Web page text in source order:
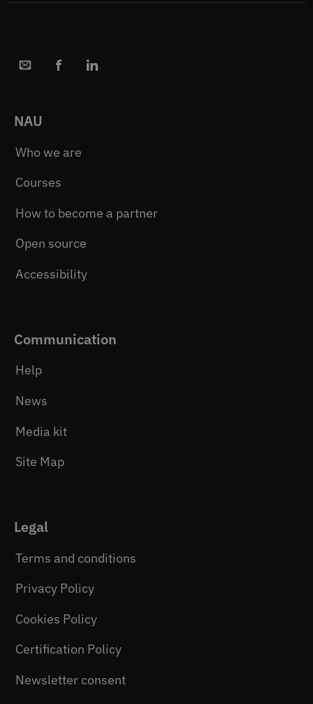
NAU
Who we are
Courses
How to become a partner
Open source
Accessibility
Communication
Help
News
Media kit
Site Map
Legal
Terms and conditions
Privacy Policy
Cookies Policy
Certification Policy
Newsletter consent